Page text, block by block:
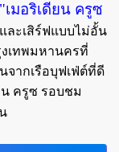
"เมอริเดียน ครูซ
ละเสิร์ฟแบบไม่อั้น
เทพมหานครที่
จากเรือบุฟเฟ่ต์ที่ดี
น ครูซ รอบชม